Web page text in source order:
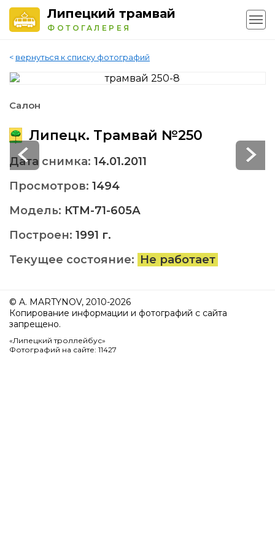
Липецкий трамвай
ФОТОГАЛЕРЕЯ
< вернуться к списку фотографий
Салон
Липецк. Трамвай №250
Дата снимка: 14.01.2011
Просмотров: 1494
Модель: КТМ-71-605А
Построен: 1991 г.
Текущее состояние: Не работает
© A. MARTYNOV, 2010-2026
Копирование информации и фотографий с сайта
запрещено.
«Липецкий троллейбус»
Фотографий на сайте: 11427